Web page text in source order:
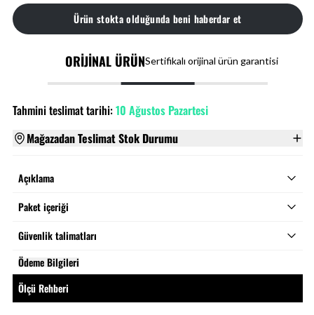
Ürün stokta olduğunda beni haberdar et
ORİJİNAL ÜRÜNSertifikalı orijinal ürün garantisi
Tahmini teslimat tarihi:10 Ağustos Pazartesi
Mağazadan Teslimat Stok Durumu
Açıklama
Paket içeriği
Güvenlik talimatları
Ödeme Bilgileri
Ölçü Rehberi